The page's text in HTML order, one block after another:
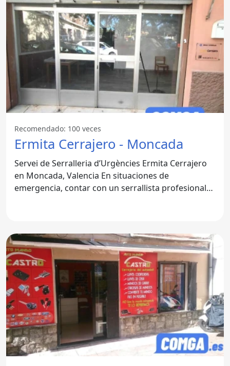
Recomendado: 100 veces
Ermita Cerrajero - Moncada
Servei de Serralleria d’Urgències Ermita Cerrajero
en Moncada, Valencia En situaciones de
emergencia, contar con un serrallista profesional